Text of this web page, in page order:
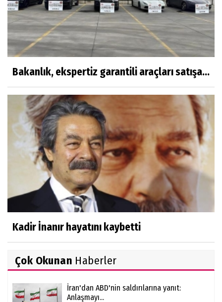
Bakanlık, ekspertiz garantili araçları satışa...
Kadir İnanır hayatını kaybetti
Çok Okunan Haberler
İran'dan ABD'nin saldırılarına yanıt:
Anlaşmayı...